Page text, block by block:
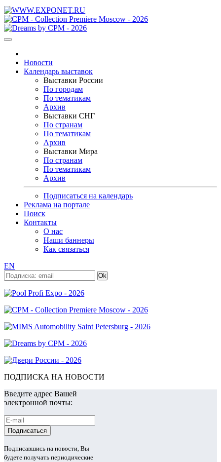
Новости
Календарь выставок
Выставки России
По городам
По тематикам
Архив
Выставки СНГ
По странам
По тематикам
Архив
Выставки Мира
По странам
По тематикам
Архив
Подписаться на календарь
Реклама на портале
Поиск
Контакты
О нас
Наши баннеры
Как связаться
EN
ПОДПИСКА НА НОВОСТИ
Введите адрес Вашей
электронной почты:
Подписавшись на новости, Вы
будете получать периодические